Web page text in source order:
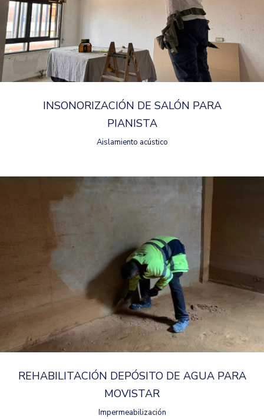
INSONORIZACIÓN DE SALÓN PARA
PIANISTA
Aislamiento acústico
REHABILITACIÓN DEPÓSITO DE AGUA PARA
MOVISTAR
Impermeabilización